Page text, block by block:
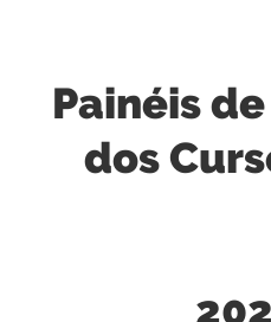
Painéis
dos